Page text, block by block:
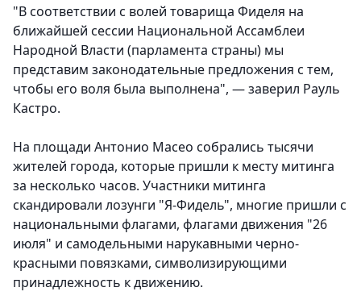
"В соответствии с волей товарища Фиделя на
ближайшей сессии Национальной Ассамблеи
Народной Власти (парламента страны) мы
представим законодательные предложения с тем,
чтобы его воля была выполнена", — заверил Рауль
Кастро.
На площади Антонио Масео собрались тысячи
жителей города, которые пришли к месту митинга
за несколько часов. Участники митинга
скандировали лозунги "Я-Фидель", многие пришли с
национальными флагами, флагами движения "26
июля" и самодельными нарукавными черно-
красными повязками, символизирующими
принадлежность к движению.